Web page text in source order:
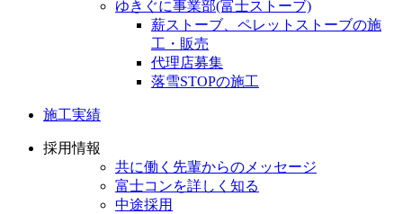
ゆきぐに事業部(富士ストーブ)
薪ストーブ、ペレットストーブの施
工・販売
代理店募集
落雪STOPの施工
施工実績
採用情報
共に働く先輩からのメッセージ
富士コンを詳しく知る
中途採用